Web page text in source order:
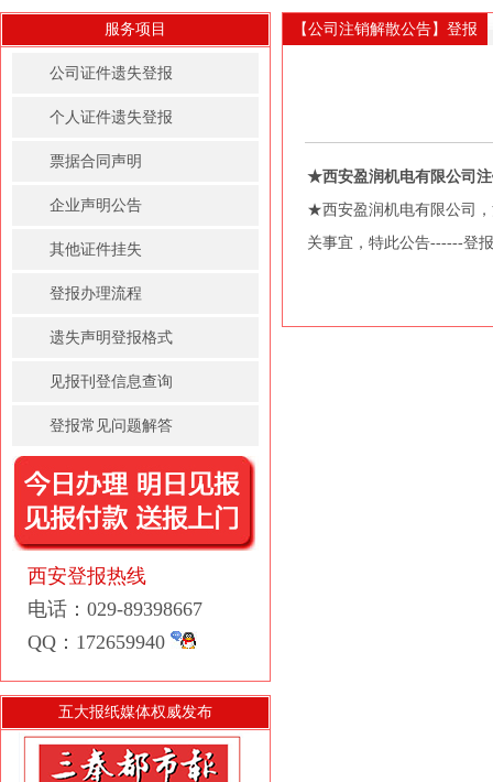
服务项目
公司证件遗失登报
个人证件遗失登报
票据合同声明
企业声明公告
其他证件挂失
登报办理流程
遗失声明登报格式
见报刊登信息查询
登报常见问题解答
西安登报热线
电话：029-89398667
QQ：172659940
五大报纸媒体权威发布
【公司注销解散公告】登报
★西安盈润机电有限公司
★西安盈润机电有限公司，
关事宜，特此公告------登